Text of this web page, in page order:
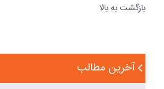
بازگشت به بالا
آخرین مطالب